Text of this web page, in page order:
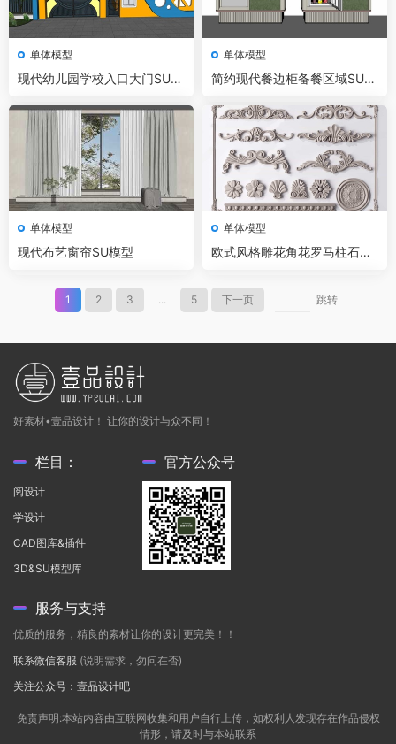
单体模型
现代幼儿园学校入口大门SU模
单体模型
简约现代餐边柜备餐区域SU模
单体模型
现代布艺窗帘SU模型
单体模型
欧式风格雕花角花罗马柱石膏
1 2 3 ... 5 下一页 跳转
好素材•壹品设计！ 让你的设计与众不同！
栏目：
阅设计
学设计
CAD图库&插件
3D&SU模型库
官方公众号
服务与支持
优质的服务，精良的素材让你的设计更完美！！
联系微信客服 (说明需求，勿问在否)
关注公众号：壹品设计吧
免责声明:本站内容由互联网收集和用户自行上传，如权利人发现存在作品侵权
情形，请及时与本站联系